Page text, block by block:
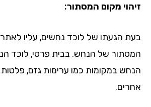
זיהוי מקום המסתור:
בעת הגעתו של לוכד נחשים, עליו
המסתור של הנחש. בבית פרטי, לוכד
הנחש במקומות כמו ערימות גזם, פלטות
אחרים.